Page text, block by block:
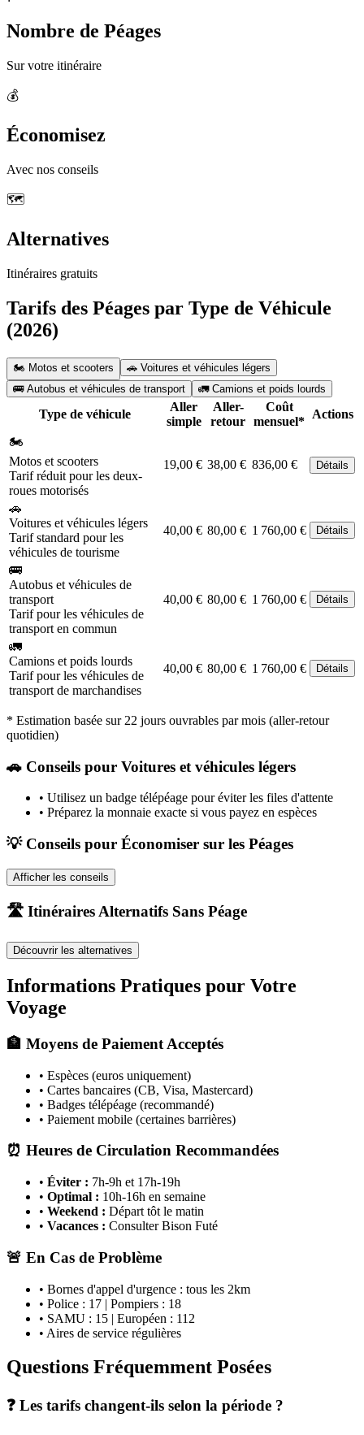
Nombre de Péages
Sur votre itinéraire
💰
Économisez
Avec nos conseils
🗺️
Alternatives
Itinéraires gratuits
Tarifs des Péages par Type de Véhicule
(2026)
🏍️ Motos et scooters
🚗 Voitures et véhicules légers
🚌 Autobus et véhicules de transport
🚛 Camions et poids lourds
Type de véhicule
Aller
simple
Aller-
retour
Coût
mensuel*
Actions
🏍️
Motos et scooters
Tarif réduit pour les deux-
roues motorisés
19,00 € 38,00 € 836,00 € Détails
🚗
Voitures et véhicules légers
Tarif standard pour les
véhicules de tourisme
40,00 € 80,00 € 1 760,00 € Détails
🚌
Autobus et véhicules de
transport
Tarif pour les véhicules de
transport en commun
40,00 € 80,00 € 1 760,00 € Détails
🚛
Camions et poids lourds
Tarif pour les véhicules de
transport de marchandises
40,00 € 80,00 € 1 760,00 € Détails
* Estimation basée sur 22 jours ouvrables par mois (aller-retour
quotidien)
🚗 Conseils pour Voitures et véhicules légers
• Utilisez un badge télépéage pour éviter les files d'attente
• Préparez la monnaie exacte si vous payez en espèces
💡 Conseils pour Économiser sur les Péages
Afficher les conseils
🛣️ Itinéraires Alternatifs Sans Péage
Découvrir les alternatives
Informations Pratiques pour Votre
Voyage
🏦 Moyens de Paiement Acceptés
• Espèces (euros uniquement)
• Cartes bancaires (CB, Visa, Mastercard)
• Badges télépéage (recommandé)
• Paiement mobile (certaines barrières)
⏰ Heures de Circulation Recommandées
• Éviter : 7h-9h et 17h-19h
• Optimal : 10h-16h en semaine
• Weekend : Départ tôt le matin
• Vacances : Consulter Bison Futé
🚨 En Cas de Problème
• Bornes d'appel d'urgence : tous les 2km
• Police : 17 | Pompiers : 18
• SAMU : 15 | Européen : 112
• Aires de service régulières
Questions Fréquemment Posées
❓ Les tarifs changent-ils selon la période ?